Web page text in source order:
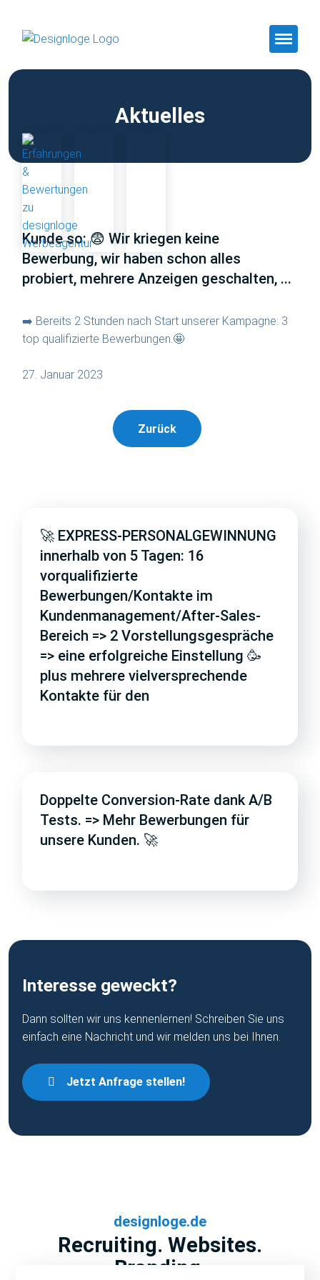
Aktuelles
Kunde so: 😨 Wir kriegen keine
Bewerbung, wir haben schon alles
probiert, mehrere Anzeigen geschalten, ...
➡️ Bereits 2 Stunden nach Start unserer Kampagne: 3
top qualifizierte Bewerbungen.🤩
27. Januar 2023
Zurück
🚀 EXPRESS-PERSONALGEWINNUNG
innerhalb von 5 Tagen: 16
vorqualifizierte
Bewerbungen/Kontakte im
Kundenmanagement/After-Sales-
Bereich => 2 Vorstellungsgespräche
=> eine erfolgreiche Einstellung 🥳
plus mehrere vielversprechende
Kontakte für den
Doppelte Conversion-Rate dank A/B
Tests. => Mehr Bewerbungen für
unsere Kunden. 🚀
Interesse geweckt?
Dann sollten wir uns kennenlernen! Schreiben Sie uns
einfach eine Nachricht und wir melden uns bei Ihnen.
Jetzt Anfrage stellen!
designloge.de
Recruiting. Websites.
Branding.